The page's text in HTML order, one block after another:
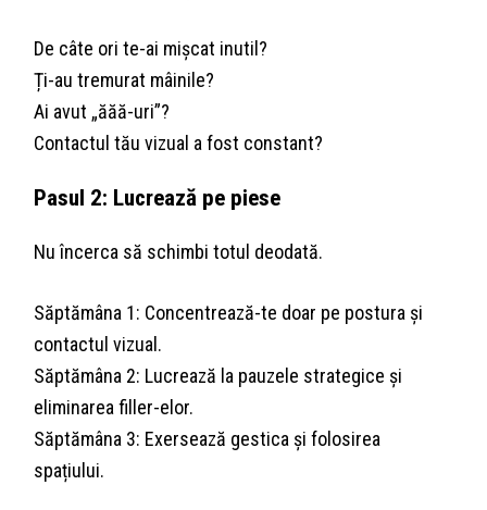
De câte ori te-ai mișcat inutil?
Ți-au tremurat mâinile?
Ai avut „ăăă-uri”?
Contactul tău vizual a fost constant?
Pasul 2: Lucrează pe piese
Nu încerca să schimbi totul deodată.
Săptămâna 1: Concentrează-te doar pe postura și
contactul vizual.
Săptămâna 2: Lucrează la pauzele strategice și
eliminarea filler-elor.
Săptămâna 3: Exersează gestica și folosirea
spațiului.